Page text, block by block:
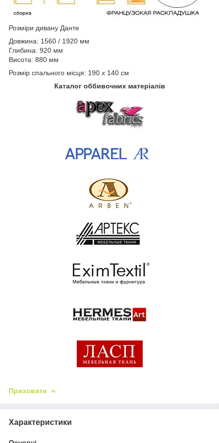
Розміри дивану Данте
Довжина: 1560 / 1920 мм
Глибина: 920 мм
Висота: 880 мм
Розмір спального місця: 190 х 140 см
Каталог оббивочних матеріалів
Приховати
Характеристики